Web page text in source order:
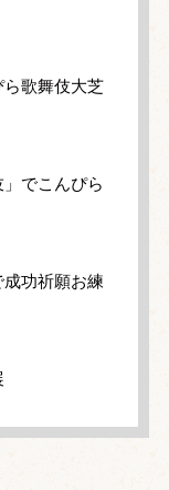
歌舞伎大芝
でこんぴら
成功祈願お練